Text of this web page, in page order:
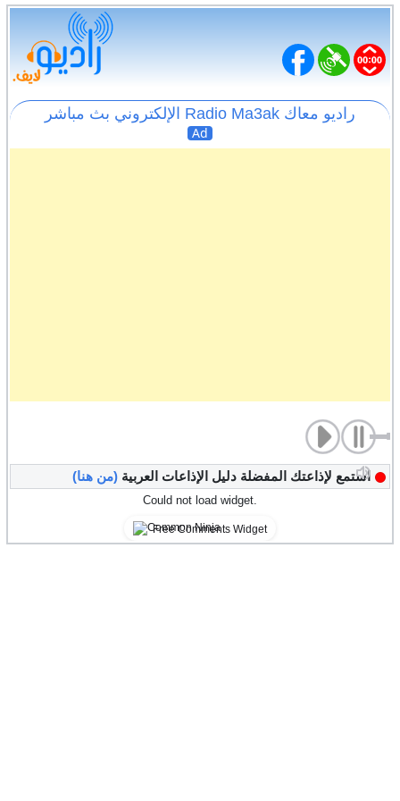
راديو معاك Radio Ma3ak الإلكتروني بث مباشر
Ad
استمع لإذاعتك المفضلة دليل الإذاعات العربية(من هنا)
Could not load widget.
Free Comments Widget